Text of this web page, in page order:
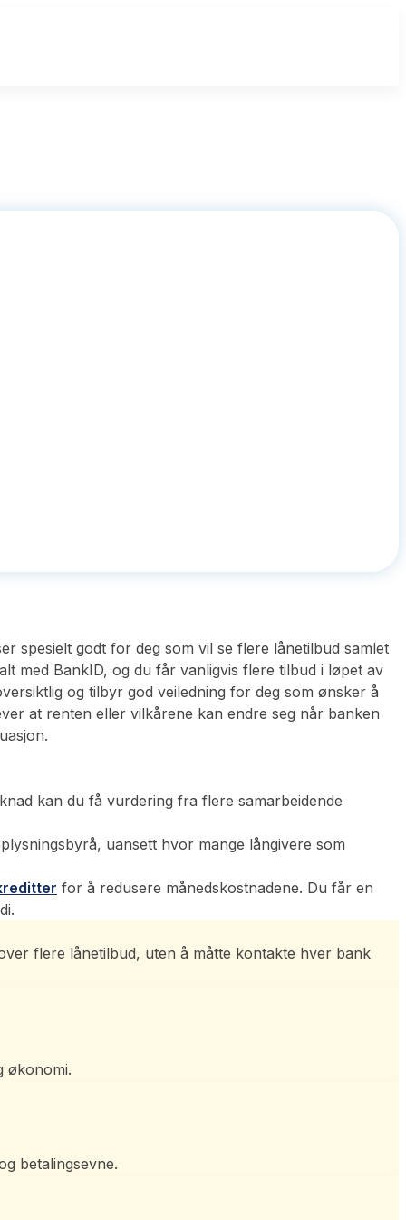
spesielt godt for deg som vil se flere lånetilbud samlet
med BankID, og du får vanligvis flere tilbud i løpet av
og tilbyr god veiledning for deg som ønsker å
at renten eller vilkårene kan endre seg når banken
kan du få vurdering fra flere samarbeidende
uansett hvor mange långivere som
for å redusere månedskostnadene. Du får en
flere lånetilbud, uten å måtte kontakte hver bank
økonomi.
betalingsevne.